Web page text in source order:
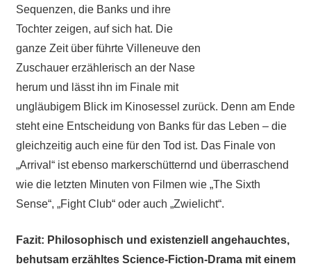
Sequenzen, die Banks und ihre
Tochter zeigen, auf sich hat. Die
ganze Zeit über führte Villeneuve den
Zuschauer erzählerisch an der Nase
herum und lässt ihn im Finale mit
ungläubigem Blick im Kinosessel zurück. Denn am Ende
steht eine Entscheidung von Banks für das Leben – die
gleichzeitig auch eine für den Tod ist. Das Finale von
„Arrival“ ist ebenso markerschütternd und überraschend
wie die letzten Minuten von Filmen wie „The Sixth
Sense“, „Fight Club“ oder auch „Zwielicht“.
Fazit: Philosophisch und existenziell angehauchtes,
behutsam erzähltes Science-Fiction-Drama mit einem